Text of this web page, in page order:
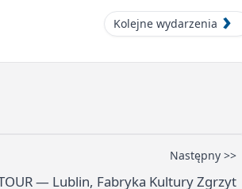
Kolejne wydarzenia
Następny >>
— Lublin, Fabryka Kultury Zgrzyt